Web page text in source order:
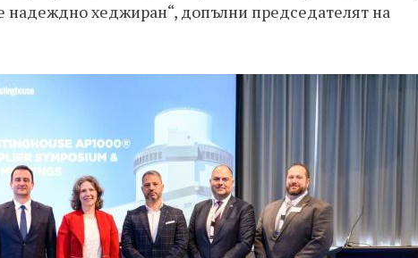
надеждно хеджиран“, допълни председателят на